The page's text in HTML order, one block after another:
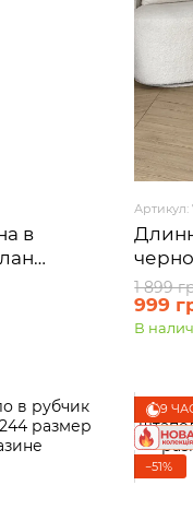
в
3XL)
Артикул:
1 899
999
В
9
−51%